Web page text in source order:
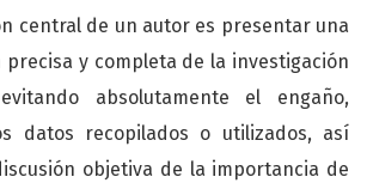
central de un autor es presentar una
precisa y completa de la investigación
absolutamente el engaño,
datos recopilados o utilizados, así
objetiva de la importancia de